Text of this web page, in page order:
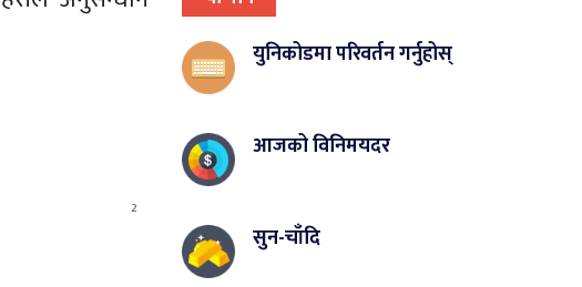
2
युनिकोडमा परिवर्तन गर्नुहोस्
आजको विनिमयदर
सुन-चाँदि